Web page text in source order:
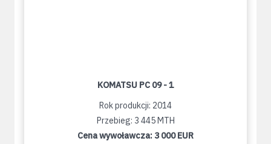
KOMATSU PC 09 - 1
Rok produkcji: 2014
Przebieg: 3 445 MTH
Cena wywoławcza: 3 000 EUR